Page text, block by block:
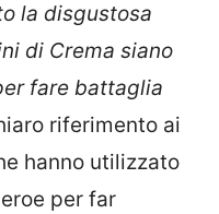
la disgustosa
di Crema siano
fare battaglia
riferimento ai
hanno utilizzato
per far